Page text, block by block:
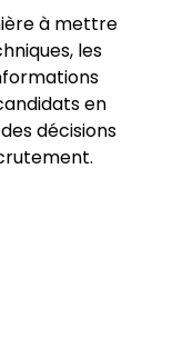
à mettre
les
en
décisions